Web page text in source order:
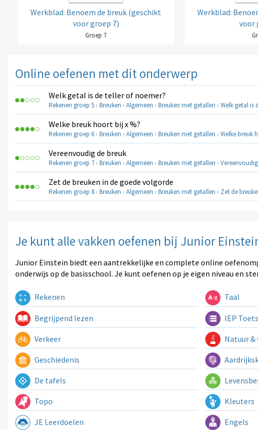
Werkblad: Benoem de breuk (geschikt
voor groep 7)
Groep 7
Werkblad:
voor
Online oefenen met dit onderwerp
Welk getal is de teller of noemer?
Rekenen groep 5 › Breuken › Algemeen › Breuken met getallen › Welk getal is
Welke breuk hoort bij x %?
Rekenen groep 6 › Breuken › Algemeen › Breuken met getallen › Welke breuk
Vereenvoudig de breuk
Rekenen groep 7 › Breuken › Algemeen › Breuken met getallen ›
Zet de breuken in de goede volgorde
Rekenen groep 8 › Breuken › Algemeen › Breuken met getallen › Zet de
Je kunt alle vakken oefenen bij Junior
Junior Einstein biedt een aantrekkelijke en complete online
onderwijs op de basisschool. Je kunt oefenen op je eigen niveau en
Rekenen Taal
Begrijpend lezen IEP Toets
Verkeer Natuur
Geschiedenis
De tafels
Topo Kleuters
JE Leerdoelen Engels